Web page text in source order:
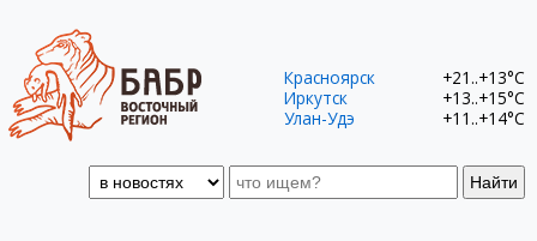
Найти
Красноярск
+21..+13°C
Иркутск
+13..+15°C
Улан-Удэ
+11..+14°C